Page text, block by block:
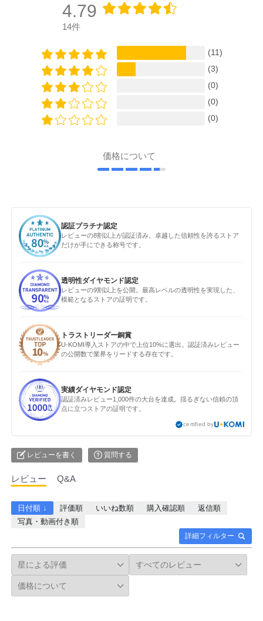
4.79
14件
(11)
(3)
(0)
(0)
(0)
価格について
認証プラチナ認定
レビューの8割以上が認証済み。卓越した信頼性を誇るストア
だけが手にできる称号です。
透明性ダイヤモンド認定
レビューの9割以上を公開。最高レベルの透明性を実現した、
模範となるストアの証明です。
トラストリーダー銅賞
U-KOMI導入ストアの中で上位10%に選出。認証済みレビュー
の公開数で業界をリードする存在です。
実績ダイヤモンド認定
認証済みレビュー1,000件の大台を達成。揺るぎない信頼の頂
点に立つストアの証明です。
certified by
レビューを書く 質問する
レビュー Q&A
詳細フィルター
日付順 ↓ 評価順 いいね数順 購入確認順
返信順
写真・動画付き順